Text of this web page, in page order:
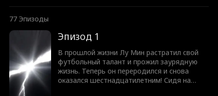
77 Эпизоды
Эпизод 1
В прошлой жизни Лу Мин растратил свой
футбольный талант и прожил заурядную
жизнь. Теперь он переродился и снова
оказался шестнадцатилетним! Сидя на